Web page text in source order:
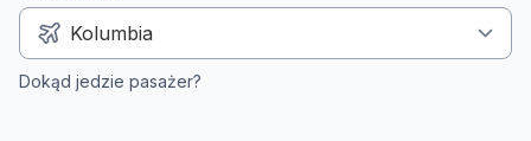
Dokąd jedzie pasażer?